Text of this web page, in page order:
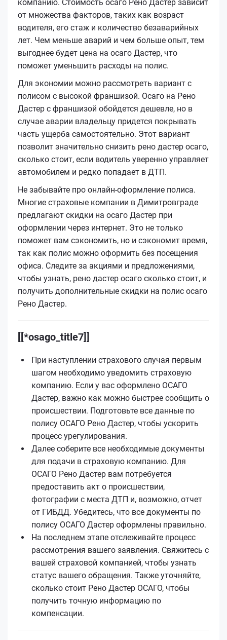
компанию. Стоимость осаго Рено Дастер зависит
от множества факторов, таких как возраст
водителя, его стаж и количество безаварийных
лет. Чем меньше аварий и чем больше опыт, тем
выгоднее будет цена на осаго Дастер, что
поможет уменьшить расходы на полис.
Для экономии можно рассмотреть вариант с
полисом с высокой франшизой. Осагo на Рено
Дастер с франшизой обойдется дешевле, но в
случае аварии владельцу придется покрывать
часть ущерба самостоятельно. Этот вариант
позволит значительно снизить рено дастер осаго,
сколько стоит, если водитель уверенно управляет
автомобилем и редко попадает в ДТП.
Не забывайте про онлайн-оформление полиса.
Многие страховые компании в Димитровграде
предлагают скидки на осаго Дастер при
оформлении через интернет. Это не только
поможет вам сэкономить, но и сэкономит время,
так как полис можно оформить без посещения
офиса. Следите за акциями и предложениями,
чтобы узнать, рено дастер осаго сколько стоит, и
получить дополнительные скидки на полис осаго
Рено Дастер.
[[*osago_title7]]
При наступлении страхового случая первым
шагом необходимо уведомить страховую
компанию. Если у вас оформлено ОСАГО
Дастер, важно как можно быстрее сообщить о
происшествии. Подготовьте все данные по
полису ОСАГО Рено Дастер, чтобы ускорить
процесс урегулирования.
Далее соберите все необходимые документы
для подачи в страховую компанию. Для
ОСАГО Рено Дастер вам потребуется
предоставить акт о происшествии,
фотографии с места ДТП и, возможно, отчет
от ГИБДД. Убедитесь, что все документы по
полису ОСАГО Дастер оформлены правильно.
На последнем этапе отслеживайте процесс
рассмотрения вашего заявления. Свяжитесь с
вашей страховой компанией, чтобы узнать
статус вашего обращения. Также уточняйте,
сколько стоит Рено Дастер ОСАГО, чтобы
получить точную информацию по
компенсации.